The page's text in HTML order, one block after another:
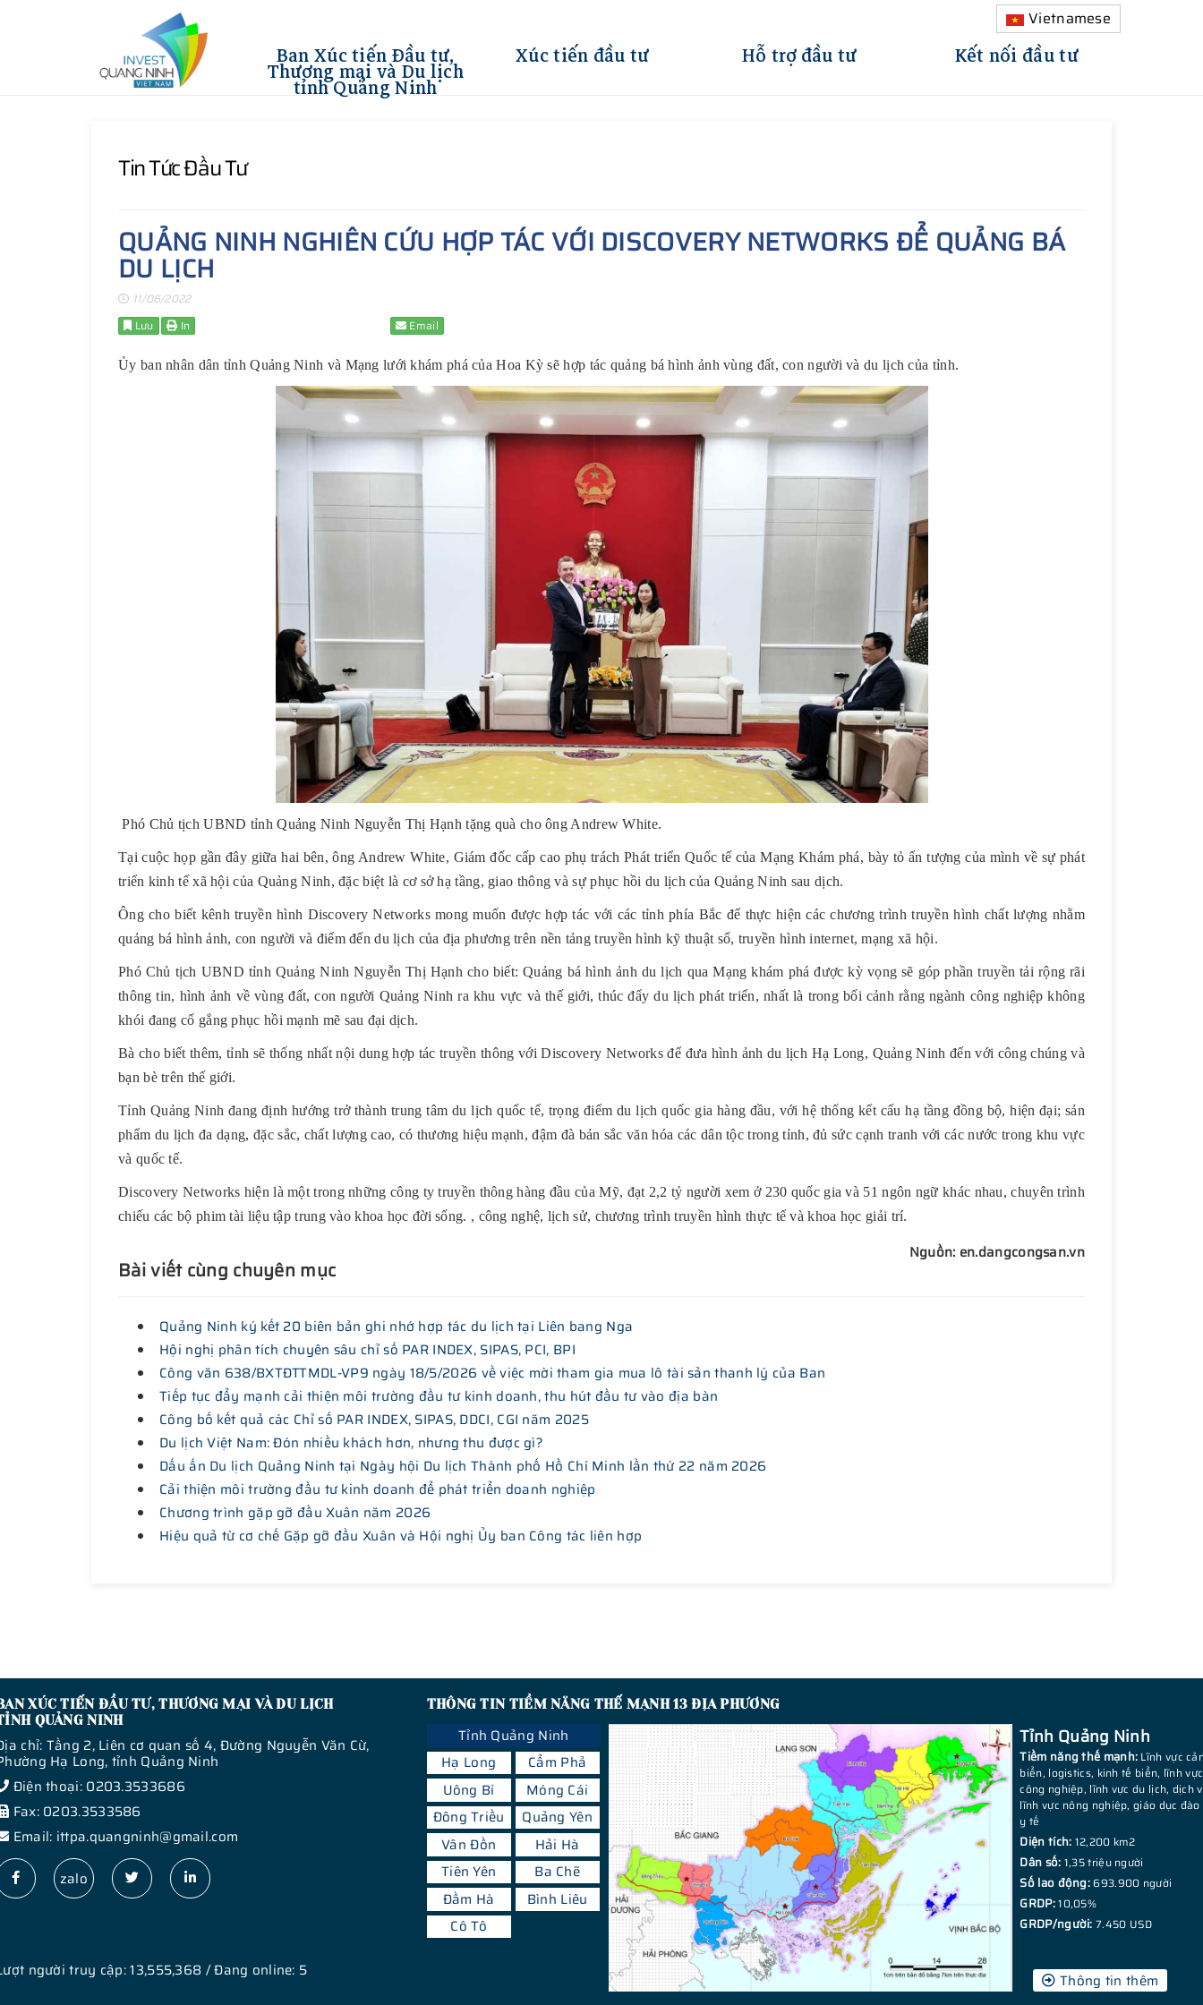
Vietnamese
Ban Xúc tiến Đầu tư,
Thương mại và Du lịch
tỉnh Quảng Ninh
Xúc tiến đầu tư Hỗ trợ đầu tư Kết nối đầu tư
Tin Tức Đầu Tư
QUẢNG NINH NGHIÊN CỨU HỢP TÁC VỚI DISCOVERY NETWORKS ĐỂ QUẢNG BÁ
DU LỊCH
11/06/2022
Lưu
In Email
Ủy ban nhân dân tỉnh Quảng Ninh và Mạng lưới khám phá của Hoa Kỳ sẽ hợp tác quảng bá hình ảnh vùng đất, con người và du lịch của tỉnh.
Phó Chủ tịch UBND tỉnh Quảng Ninh Nguyễn Thị Hạnh tặng quà cho ông Andrew White.
Tại cuộc họp gần đây giữa hai bên, ông Andrew White, Giám đốc cấp cao phụ trách Phát triển Quốc tế của Mạng Khám phá, bày tỏ ấn tượng của mình về sự phát
triển kinh tế xã hội của Quảng Ninh, đặc biệt là cơ sở hạ tầng, giao thông và sự phục hồi du lịch của Quảng Ninh sau dịch.
Ông cho biết kênh truyền hình Discovery Networks mong muốn được hợp tác với các tỉnh phía Bắc để thực hiện các chương trình truyền hình chất lượng nhằm
quảng bá hình ảnh, con người và điểm đến du lịch của địa phương trên nền tảng truyền hình kỹ thuật số, truyền hình internet, mạng xã hội.
Phó Chủ tịch UBND tỉnh Quảng Ninh Nguyễn Thị Hạnh cho biết: Quảng bá hình ảnh du lịch qua Mạng khám phá được kỳ vọng sẽ góp phần truyền tải rộng rãi
thông tin, hình ảnh về vùng đất, con người Quảng Ninh ra khu vực và thế giới, thúc đẩy du lịch phát triển, nhất là trong bối cảnh rằng ngành công nghiệp không
khói đang cố gắng phục hồi mạnh mẽ sau đại dịch.
Bà cho biết thêm, tỉnh sẽ thống nhất nội dung hợp tác truyền thông với Discovery Networks để đưa hình ảnh du lịch Hạ Long, Quảng Ninh đến với công chúng và
bạn bè trên thế giới.
Tỉnh Quảng Ninh đang định hướng trở thành trung tâm du lịch quốc tế, trọng điểm du lịch quốc gia hàng đầu, với hệ thống kết cấu hạ tầng đồng bộ, hiện đại; sản
phẩm du lịch đa dạng, đặc sắc, chất lượng cao, có thương hiệu mạnh, đậm đà bản sắc văn hóa các dân tộc trong tỉnh, đủ sức cạnh tranh với các nước trong khu vực
và quốc tế.
Discovery Networks hiện là một trong những công ty truyền thông hàng đầu của Mỹ, đạt 2,2 tỷ người xem ở 230 quốc gia và 51 ngôn ngữ khác nhau, chuyên trình
chiếu các bộ phim tài liệu tập trung vào khoa học đời sống. , công nghệ, lịch sử, chương trình truyền hình thực tế và khoa học giải trí.
Nguồn: en.dangcongsan.vn
Bài viết cùng chuyên mục
Quảng Ninh ký kết 20 biên bản ghi nhớ hợp tác du lịch tại Liên bang Nga
Hội nghị phân tích chuyên sâu chỉ số PAR INDEX, SIPAS, PCI, BPI
Công văn 638/BXTĐTTMDL-VP9 ngày 18/5/2026 về việc mời tham gia mua lô tài sản thanh lý của Ban
Tiếp tục đẩy mạnh cải thiện môi trường đầu tư kinh doanh, thu hút đầu tư vào địa bàn
Công bố kết quả các Chỉ số PAR INDEX, SIPAS, DDCI, CGI năm 2025
Du lịch Việt Nam: Đón nhiều khách hơn, nhưng thu được gì?
Dấu ấn Du lịch Quảng Ninh tại Ngày hội Du lịch Thành phố Hồ Chí Minh lần thứ 22 năm 2026
Cải thiện môi trường đầu tư kinh doanh để phát triển doanh nghiệp
Chương trình gặp gỡ đầu Xuân năm 2026
Hiệu quả từ cơ chế Gặp gỡ đầu Xuân và Hội nghị Ủy ban Công tác liên hợp
XÚC TIẾN ĐẦU TƯ, THƯƠNG MẠI VÀ DU LỊCH
QUẢNG NINH
chỉ: Tầng 2, Liên cơ quan số 4, Đường Nguyễn Văn Cừ,
Hạ Long, tỉnh Quảng Ninh
Điện thoại: 0203.3533686
Fax: 0203.3533586
Email: ittpa.quangninh@gmail.com
zalo
người truy cập: 13,555,368 / Đang online: 5
THÔNG TIN TIỀM NĂNG THẾ MẠNH 13 ĐỊA PHƯƠNG
Tỉnh Quảng Ninh
Hạ Long
Cẩm Phả
Uông Bí
Móng Cái
Đông Triều
Quảng Yên
Vân Đồn
Hải Hà
Tiên Yên
Ba Chẽ
Đầm Hà
Bình Liêu
Cô Tô
Tỉnh Quảng Ninh
Tiềm năng thế mạnh: Lĩnh vực
biển, logistics, kinh tế biển, lĩnh vực
công nghiệp, lĩnh vực du lịch, dịch
lĩnh vực nông nghiệp, giáo dục
y tế
Diện tích: 12,200 km2
Dân số: 1,35 triệu người
Số lao động: 693.900 người
GRDP:10,05%
GRDP/người: 7.450 USD
Thông tin thêm